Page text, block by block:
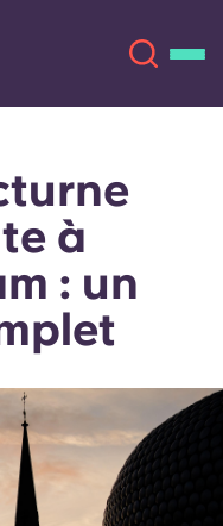
Langue
Español
French
à
: un